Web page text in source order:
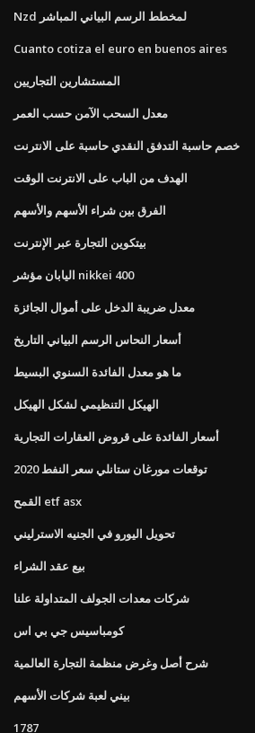
Nzd لمخطط الرسم البياني المباشر
Cuanto cotiza el euro en buenos aires
المستشارين التجاريين
معدل السحب الآمن حسب العمر
خصم حاسبة التدفق النقدي حاسبة على الانترنت
الهدف من الباب على الانترنت الوقت
الفرق بين شراء الأسهم والأسهم
بيتكوين التجارة عبر الإنترنت
اليابان مؤشر nikkei 400
معدل ضريبة الدخل على أموال الجائزة
أسعار النحاس الرسم البياني التاريخ
ما هو معدل الفائدة السنوي البسيط
الهيكل التنظيمي لشكل الهيكل
أسعار الفائدة على قروض العقارات التجارية
توقعات مورغان ستانلي سعر النفط 2020
القمح etf asx
تحويل اليورو في الجنيه الاسترليني
بيع عقد الشراء
شركات معدات الجولف المتداولة علنا
كومباسيس جي بي اس
شرح أصل وغرض منظمة التجارة العالمية
بيني لعبة شركات الأسهم
1787